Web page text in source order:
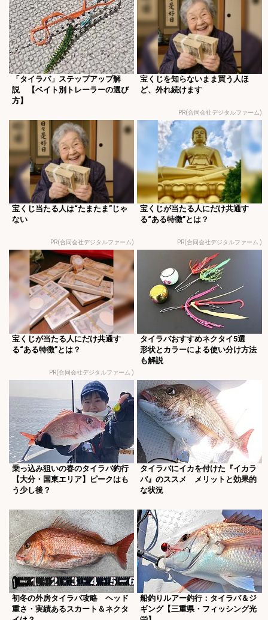
「タイラバ」ステップアップ解
説 【ベイト別トレーラーの選び
方】
宝くじを知らないまま買う人ほ
ど、外れ続けます
PR(合同会社デジタルファーム)
宝くじ当たる人は“たまたま”じゃ
ない
PR(合同会社デジタルファーム)
宝くじが当たる人にだけ共通す
る“ある特徴”とは？
PR(合同会社デジタルファーム )
宝くじが当たる人にだけ共通す
る“ある特徴”とは？
PR(合同会社デジタルファーム )
タイラバおすすめネクタイ5選
形状とカラーによる使い分け方法
も解説
乗っ込み狙いの春のタイラバ釣行
【大分・国東エリア】ピークはも
う少し後？
タイラバにイカを付けた『イカラ
バ』のススメ メリットと効果的
な状況
初冬の外房タイラバ攻略 ヘッド
重さ・実績あるスカート＆ネクタ
船釣りルアー釣行：タイラバ＆ジ
ギング【三重県・フィッシング光